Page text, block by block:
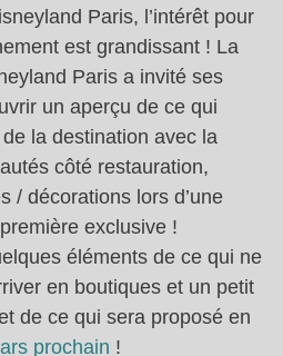
Paris, l’intérêt pour
est grandissant ! La
Paris a invité ses
un aperçu de ce qui
la destination avec la
côté restauration,
/ décorations lors d’une
exclusive !
éléments de ce qui ne
en boutiques et un petit
de ce qui sera proposé en
prochain !